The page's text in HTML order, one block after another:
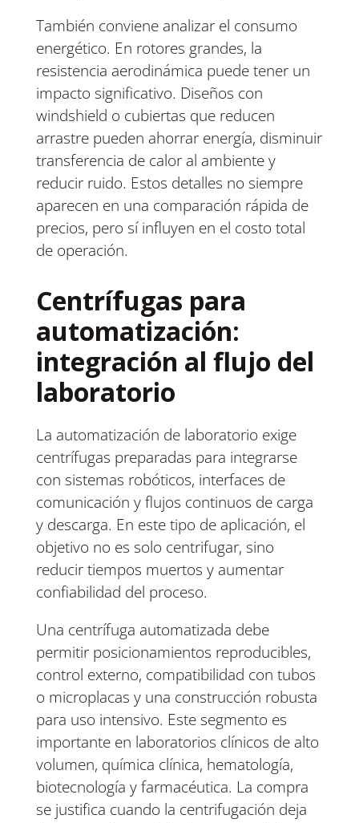
También conviene analizar el consumo
energético. En rotores grandes, la
resistencia aerodinámica puede tener un
impacto significativo. Diseños con
windshield o cubiertas que reducen
arrastre pueden ahorrar energía, disminuir
transferencia de calor al ambiente y
reducir ruido. Estos detalles no siempre
aparecen en una comparación rápida de
precios, pero sí influyen en el costo total
de operación.
Centrífugas para
automatización:
integración al flujo del
laboratorio
La automatización de laboratorio exige
centrífugas preparadas para integrarse
con sistemas robóticos, interfaces de
comunicación y flujos continuos de carga
y descarga. En este tipo de aplicación, el
objetivo no es solo centrifugar, sino
reducir tiempos muertos y aumentar
confiabilidad del proceso.
Una centrífuga automatizada debe
permitir posicionamientos reproducibles,
control externo, compatibilidad con tubos
o microplacas y una construcción robusta
para uso intensivo. Este segmento es
importante en laboratorios clínicos de alto
volumen, química clínica, hematología,
biotecnología y farmacéutica. La compra
se justifica cuando la centrifugación deja